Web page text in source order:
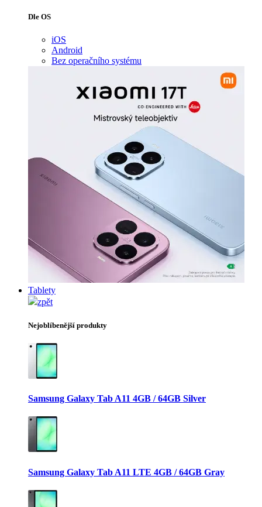
Dle OS
iOS
Android
Bez operačního systému
Tablety
zpět
Nejoblíbenější produkty
Samsung Galaxy Tab A11 4GB / 64GB Silver
Samsung Galaxy Tab A11 LTE 4GB / 64GB Gray